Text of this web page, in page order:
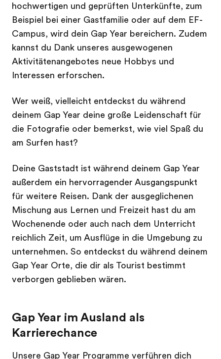
hochwertigen und geprüften Unterkünfte, zum
Beispiel bei einer Gastfamilie oder auf dem EF-
Campus, wird dein Gap Year bereichern. Zudem
kannst du Dank unseres ausgewogenen
Aktivitätenangebotes neue Hobbys und
Interessen erforschen.
Wer weiß, vielleicht entdeckst du während
deinem Gap Year deine große Leidenschaft für
die Fotografie oder bemerkst, wie viel Spaß du
am Surfen hast?
Deine Gaststadt ist während deinem Gap Year
außerdem ein hervorragender Ausgangspunkt
für weitere Reisen. Dank der ausgeglichenen
Mischung aus Lernen und Freizeit hast du am
Wochenende oder auch nach dem Unterricht
reichlich Zeit, um Ausflüge in die Umgebung zu
unternehmen. So entdeckst du während deinem
Gap Year Orte, die dir als Tourist bestimmt
verborgen geblieben wären.
Gap Year im Ausland als
Karrierechance
Unsere Gap Year Programme verführen dich